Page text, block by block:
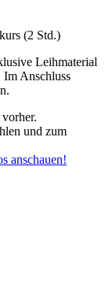
(2 Std.)
Leihmaterial
Im Anschluss
und zum
anschauen!